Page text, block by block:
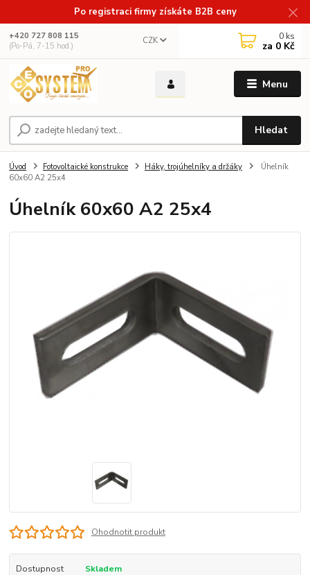
Po registraci firmy získáte B2B ceny
Menu
CZK
Hledat
+420 727 808 115
(Po-Pá, 7-15 hod.)
0 ks
za 0 Kč
Úvod Fotovoltaické konstrukce Háky, trojúhelníky a držáky
Úhelník
60x60 A2 25x4
Úhelník 60x60 A2 25x4
Ohodnotit produkt
Dostupnost Skladem